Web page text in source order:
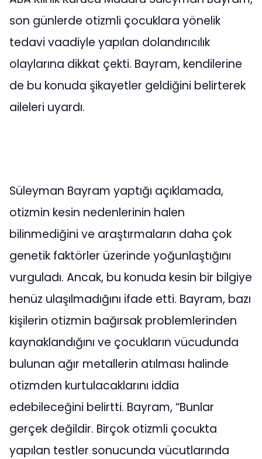
son günlerde otizmli çocuklara yönelik
tedavi vaadiyle yapılan dolandırıcılık
olaylarına dikkat çekti. Bayram, kendilerine
de bu konuda şikayetler geldiğini belirterek
aileleri uyardı.
Süleyman Bayram yaptığı açıklamada,
otizmin kesin nedenlerinin halen
bilinmediğini ve araştırmaların daha çok
genetik faktörler üzerinde yoğunlaştığını
vurguladı. Ancak, bu konuda kesin bir bilgiye
henüz ulaşılmadığını ifade etti. Bayram, bazı
kişilerin otizmin bağırsak problemlerinden
kaynaklandığını ve çocukların vücudunda
bulunan ağır metallerin atılması halinde
otizmden kurtulacaklarını iddia
edebileceğini belirtti. Bayram, “Bunlar
gerçek değildir. Birçok otizmli çocukta
yapılan testler sonucunda vücutlarında